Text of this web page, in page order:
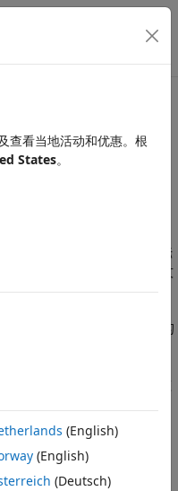
看英文原文。
型
分，用于训练和评估 AI 模型
视觉任务（包括目标检测、
供了工具来帮助您准备已标
，包括选择相关标签，修改文
练和评估数据集。
对象的形式导出已标注的
值转换为与 AI 模型兼容的格
。有关详细信息，请参阅
and Semantic
Labels for Instance
以使用polyToBlockedImage
模图像。
查看当地活动和优惠。根
States。
(English)
(English)
(Deutsch)